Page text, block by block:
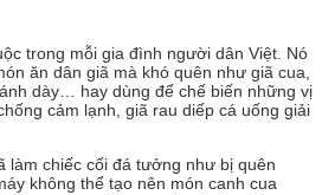
trong mỗi gia đình người dân Việt. Nó
ăn dân giã mà khó quên như giã cua,
dày… hay dùng để chế biến những vị
cảm lạnh, giã rau diếp cá uống giải
làm chiếc cối đá tưởng như bị quên
không thể tạo nên món canh cua